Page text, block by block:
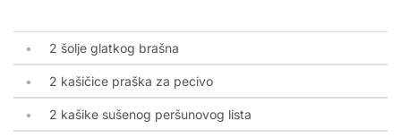
2 šolje glatkog brašna
2 kašičice praška za pecivo
2 kašike sušenog peršunovog lista